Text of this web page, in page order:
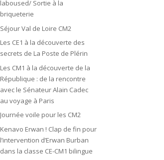
laboused/ Sortie à la
briqueterie
Séjour Val de Loire CM2
Les CE1 à la découverte des
secrets de La Poste de Plérin
Les CM1 à la découverte de la
République : de la rencontre
avec le Sénateur Alain Cadec
au voyage à Paris
Journée voile pour les CM2
Kenavo Erwan ! Clap de fin pour
l’intervention d’Erwan Burban
dans la classe CE-CM1 bilingue